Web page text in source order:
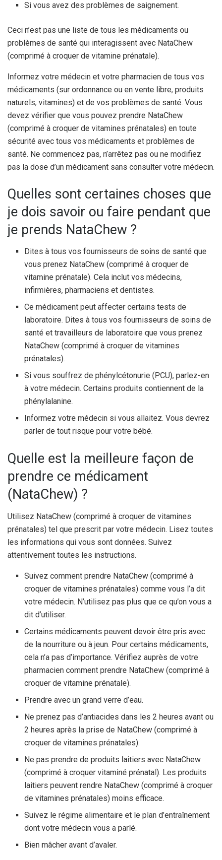
Si vous avez des problèmes de saignement.
Ceci n’est pas une liste de tous les médicaments ou
problèmes de santé qui interagissent avec NataChew
(comprimé à croquer de vitamine prénatale).
Informez votre médecin et votre pharmacien de tous vos
médicaments (sur ordonnance ou en vente libre, produits
naturels, vitamines) et de vos problèmes de santé. Vous
devez vérifier que vous pouvez prendre NataChew
(comprimé à croquer de vitamines prénatales) en toute
sécurité avec tous vos médicaments et problèmes de
santé. Ne commencez pas, n’arrêtez pas ou ne modifiez
pas la dose d’un médicament sans consulter votre médecin.
Quelles sont certaines choses que
je dois savoir ou faire pendant que
je prends NataChew ?
Dites à tous vos fournisseurs de soins de santé que
vous prenez NataChew (comprimé à croquer de
vitamine prénatale). Cela inclut vos médecins,
infirmières, pharmaciens et dentistes.
Ce médicament peut affecter certains tests de
laboratoire. Dites à tous vos fournisseurs de soins de
santé et travailleurs de laboratoire que vous prenez
NataChew (comprimé à croquer de vitamines
prénatales).
Si vous souffrez de phénylcétonurie (PCU), parlez-en
à votre médecin. Certains produits contiennent de la
phénylalanine.
Informez votre médecin si vous allaitez. Vous devrez
parler de tout risque pour votre bébé.
Quelle est la meilleure façon de
prendre ce médicament
(NataChew) ?
Utilisez NataChew (comprimé à croquer de vitamines
prénatales) tel que prescrit par votre médecin. Lisez toutes
les informations qui vous sont données. Suivez
attentivement toutes les instructions.
Suivez comment prendre NataChew (comprimé à
croquer de vitamines prénatales) comme vous l’a dit
votre médecin. N’utilisez pas plus que ce qu’on vous a
dit d’utiliser.
Certains médicaments peuvent devoir être pris avec
de la nourriture ou à jeun. Pour certains médicaments,
cela n’a pas d’importance. Vérifiez auprès de votre
pharmacien comment prendre NataChew (comprimé à
croquer de vitamine prénatale).
Prendre avec un grand verre d’eau.
Ne prenez pas d’antiacides dans les 2 heures avant ou
2 heures après la prise de NataChew (comprimé à
croquer de vitamines prénatales).
Ne pas prendre de produits laitiers avec NataChew
(comprimé à croquer vitaminé prénatal). Les produits
laitiers peuvent rendre NataChew (comprimé à croquer
de vitamines prénatales) moins efficace.
Suivez le régime alimentaire et le plan d’entraînement
dont votre médecin vous a parlé.
Bien mâcher avant d’avaler.